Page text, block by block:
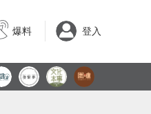
爆料 登入